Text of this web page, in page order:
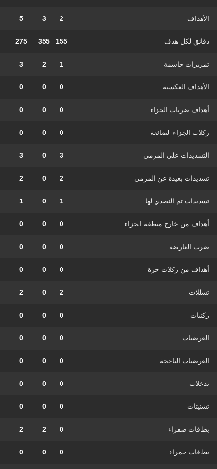
الأهداف 2
3
5
دقائق لكل هدف 155
355
275
تمريرات حاسمة 1
2
3
الأهداف العكسية 0
0
0
أهداف ضربات الجزاء 0
0
0
ركلات الجزاء الضائعة 0
0
0
التسديدات على المرمى 3
0
3
تسديدات بعيدة عن المرمى 2
0
2
تسديدات تم التصدي لها 1
0
1
أهداف من خارج منطقة الجزاء 0
0
0
ضرب العارضة 0
0
0
أهداف من ركلات حرة 0
0
0
تسللات 2
0
2
ركنيات 0
0
0
العرضيات 0
0
0
العرضيات الناجحة 0
0
0
تدخلات 0
0
0
تشتيتات 0
0
0
بطاقات صفراء 0
2
2
بطاقات حمراء 0
0
0